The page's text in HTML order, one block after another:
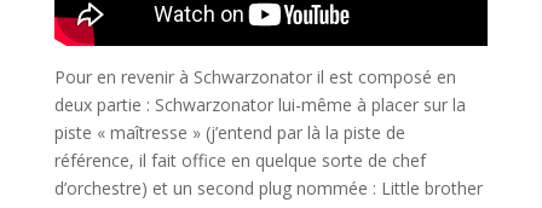
Pour en revenir à Schwarzonator il est composé en
deux partie : Schwarzonator lui-même à placer sur la
piste « maîtresse » (j’entend par là la piste de
référence, il fait office en quelque sorte de chef
d’orchestre) et un second plug nommée : Little brother